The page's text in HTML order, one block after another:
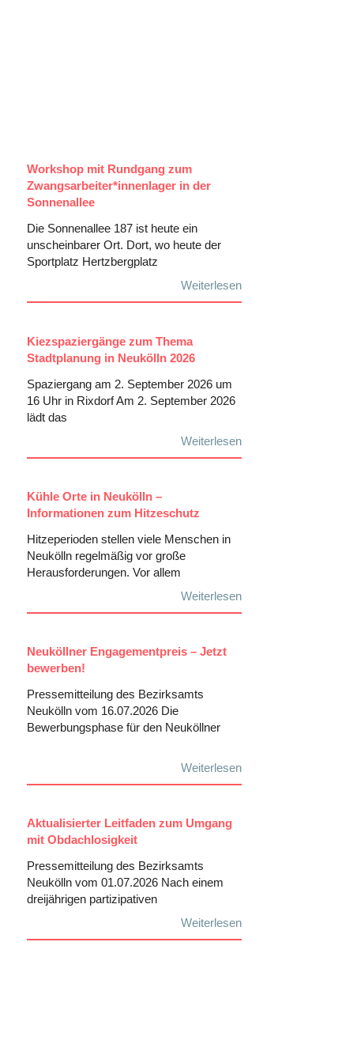
Workshop mit Rundgang zum
Zwangsarbeiter*innenlager in der
Sonnenallee
Die Sonnenallee 187 ist heute ein
unscheinbarer Ort. Dort, wo heute der
Sportplatz Hertzbergplatz
Weiterlesen
Kiezspaziergänge zum Thema
Stadtplanung in Neukölln 2026
Spaziergang am 2. September 2026 um
16 Uhr in Rixdorf Am 2. September 2026
lädt das
Weiterlesen
Kühle Orte in Neukölln –
Informationen zum Hitzeschutz
Hitzeperioden stellen viele Menschen in
Neukölln regelmäßig vor große
Herausforderungen. Vor allem
Weiterlesen
Neuköllner Engagementpreis – Jetzt
bewerben!
Pressemitteilung des Bezirksamts
Neukölln vom 16.07.2026 Die
Bewerbungsphase für den Neuköllner
Weiterlesen
Aktualisierter Leitfaden zum Umgang
mit Obdachlosigkeit
Pressemitteilung des Bezirksamts
Neukölln vom 01.07.2026 Nach einem
dreijährigen partizipativen
Weiterlesen